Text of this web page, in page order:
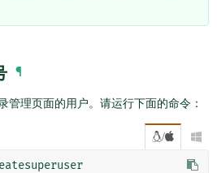
¶
管理页面的用户。请运行下面的命令：
/ 